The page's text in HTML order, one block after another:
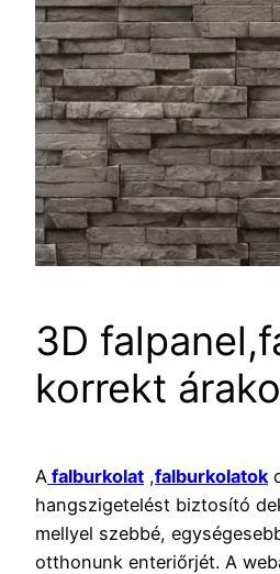
3D
korrekt
A falburkolat ,falburkolatok
hangszigetelést biztosító
mellyel szebbé,
otthonunk enteriőrjét. A